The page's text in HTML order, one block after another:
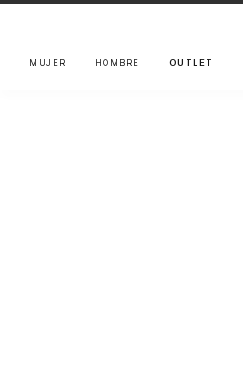
MUJER HOMBRE OUTLET